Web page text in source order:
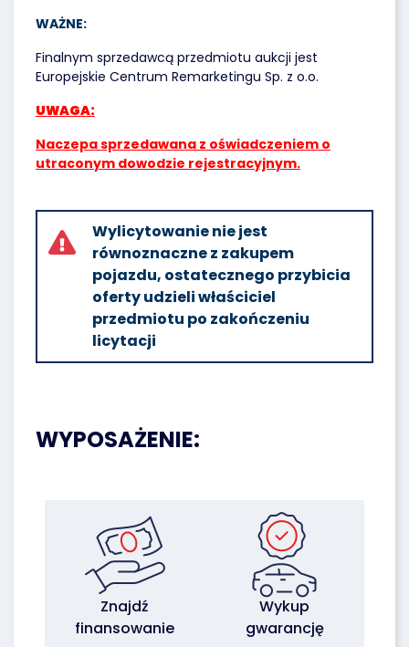
WAŻNE:
Finalnym sprzedawcą przedmiotu aukcji jest
Europejskie Centrum Remarketingu Sp. z o.o.
UWAGA:
Naczepa sprzedawana z oświadczeniem o
utraconym dowodzie rejestracyjnym.
Wylicytowanie nie jest
równoznaczne z zakupem
pojazdu, ostatecznego przybicia
oferty udzieli właściciel
przedmiotu po zakończeniu
licytacji
WYPOSAŻENIE:
Znajdź
finansowanie
Wykup
gwarancję